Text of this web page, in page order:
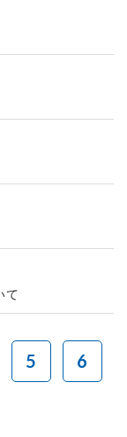
て
5
6